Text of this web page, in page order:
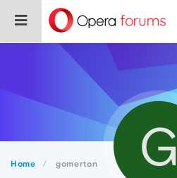
Home gomerton G